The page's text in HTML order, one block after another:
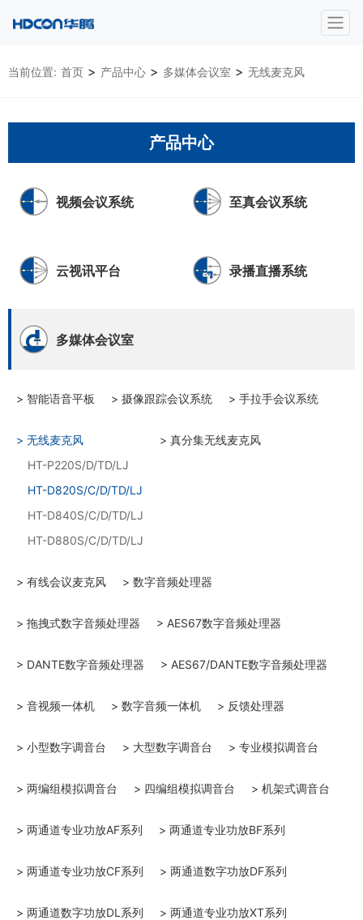
当前位置: 首页 > 产品中心 > 多媒体会议室 > 无线麦克风
产品中心
视频会议系统 至真会议系统
云视讯平台 录播直播系统
多媒体会议室
> 智能语音平板 > 摄像跟踪会议系统 > 手拉手会议系统
> 无线麦克风
HT-P220S/D/TD/LJ
HT-D820S/C/D/TD/LJ
HT-D840S/C/D/TD/LJ
HT-D880S/C/D/TD/LJ
> 真分集无线麦克风
> 有线会议麦克风 > 数字音频处理器
> 拖拽式数字音频处理器 > AES67数字音频处理器
> DANTE数字音频处理器 > AES67/DANTE数字音频处理器
> 音视频一体机 > 数字音频一体机 > 反馈处理器
> 小型数字调音台 > 大型数字调音台 > 专业模拟调音台
> 两编组模拟调音台 > 四编组模拟调音台 > 机架式调音台
> 两通道专业功放AF系列 > 两通道专业功放BF系列
> 两通道专业功放CF系列 > 两通道数字功放DF系列
> 两通道数字功放DL系列 > 两通道专业功放XT系列